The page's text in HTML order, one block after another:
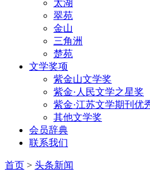
太湖
翠苑
金山
三角洲
楚苑
文学奖项
紫金山文学奖
紫金·人民文学之星奖
紫金·江苏文学期刊优
其他文学奖
会员辞典
联系我们
首页 > 头条新闻